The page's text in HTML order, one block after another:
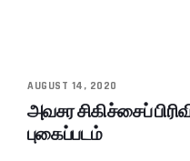
AUGUST 14, 2020
அவசர சிகிச்சைப்
புகைப்படம்